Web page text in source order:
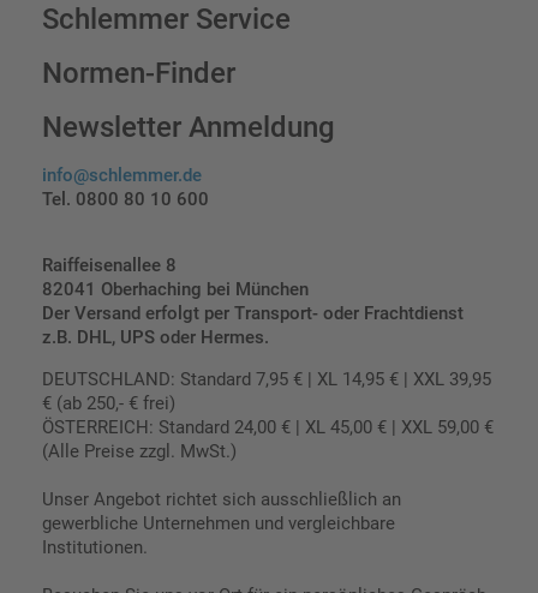
Schlemmer Service
Normen-Finder
Newsletter Anmeldung
info@schlemmer.de
Tel. 0800 80 10 600
Raiffeisenallee 8
82041 Oberhaching bei München
Der Versand erfolgt per Transport- oder Frachtdienst
z.B. DHL, UPS oder Hermes.
DEUTSCHLAND: Standard 7,95 € | XL 14,95 € | XXL 39,95
€ (ab 250,- € frei)
ÖSTERREICH: Standard 24,00 € | XL 45,00 € | XXL 59,00 €
(Alle Preise zzgl. MwSt.)
Unser Angebot richtet sich ausschließlich an
gewerbliche Unternehmen und vergleichbare
Institutionen.